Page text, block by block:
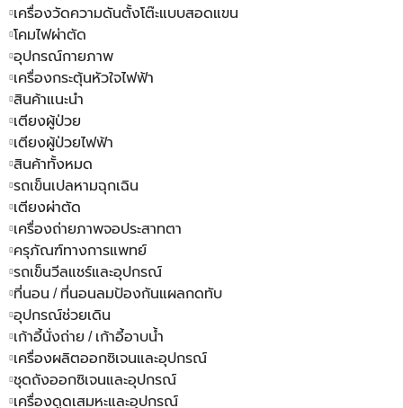
เครื่องวัดความดันตั้งโต๊ะแบบสอดแขน
โคมไฟผ่าตัด
อุปกรณ์กายภาพ
เครื่องกระตุ้นหัวใจไฟฟ้า
สินค้าแนะนำ
เตียงผู้ป่วย
เตียงผู้ป่วยไฟฟ้า
สินค้าทั้งหมด
รถเข็นเปลหามฉุกเฉิน
เตียงผ่าตัด
เครื่องถ่ายภาพจอประสาทตา
ครุภัณฑ์ทางการแพทย์
รถเข็นวีลแชร์และอุปกรณ์
ที่นอน / ที่นอนลมป้องกันแผลกดทับ
อุปกรณ์ช่วยเดิน
เก้าอี้นั่งถ่าย / เก้าอี้อาบน้ำ
เครื่องผลิตออกซิเจนและอุปกรณ์
ชุดถังออกซิเจนและอุปกรณ์
เครื่องดูดเสมหะและอุปกรณ์